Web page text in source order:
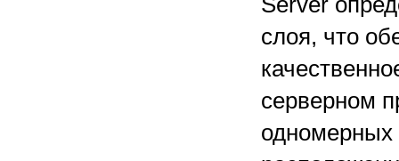
слоя, что
серверном
одномерных